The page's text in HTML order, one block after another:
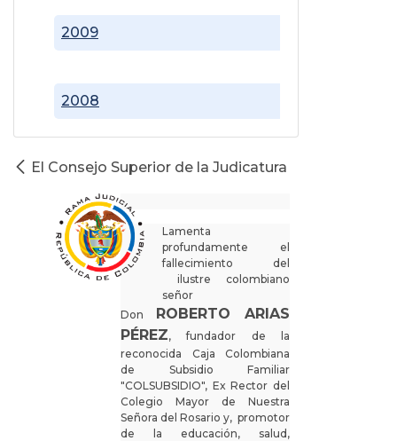
2008
2009
El Consejo Superior de la Judicatura
Lamenta
profundamente el
fallecimiento del
ilustre colombiano
señor
Don ROBERTO ARIAS
PÉREZ, fundador de la
reconocida Caja Colombiana
de Subsidio Familiar
"COLSUBSIDIO", Ex Rector del
Colegio Mayor de Nuestra
Señora del Rosario y, promotor
de la educación, salud,